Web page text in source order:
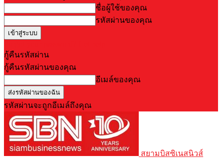
ชื่อผู้ใช้ของคุณ
รหัสผ่านของคุณ
กู้คืนรหัสผ่าน
กู้คืนรหัสผ่านของคุณ
อีเมล์ของคุณ
รหัสผ่านจะถูกอีเมล์ถึงคุณ
สยามบิสซิเนสนิวส์